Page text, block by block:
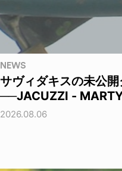
NEWS
サヴィダキスの未公
──JACUZZI -
2026.08.06